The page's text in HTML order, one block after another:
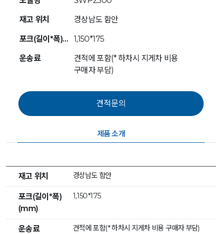
재고 위치 경상남도 함안
포크(길이*폭)(mm) 1,150*175
운송료
견적에 포함(* 하차시 지게차 비용
구매자 부담)
제품 소개
재고 위치 경상남도 함안
포크(길이*폭)
(mm)
1,150*175
운송료 견적에 포함(* 하차시 지게차 비용 구매자 부담)